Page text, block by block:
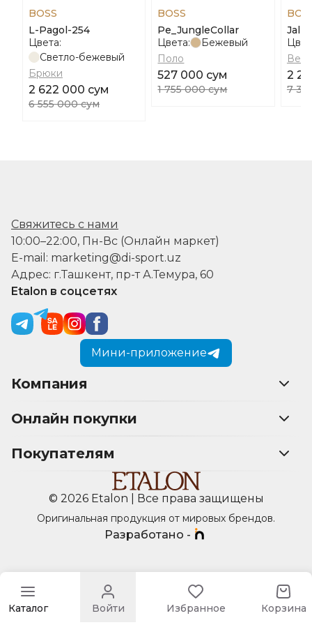
BOSS
L-Pagol-254
Цвета:
Светло-бежевый
Брюки
2 622 000 сум
6 555 000 сум
BOSS
Pe_JungleCollar
Цвета:
Бежевый
Поло
527 000 сум
1 755 000 сум
2
7
Свяжитесь с нами
10:00–22:00, Пн-Вс (Онлайн маркет)
E-mail: marketing@di-sport.uz
Адрес: г.Ташкент, пр-т А.Темура, 60
Etalon в соцсетях
Мини-приложение
Компания
Онлайн покупки
Покупателям
© 2026 Etalon | Все права защищены
Оригинальная продукция от мировых брендов.
Разработано -
Каталог Войти Избранное Корзина